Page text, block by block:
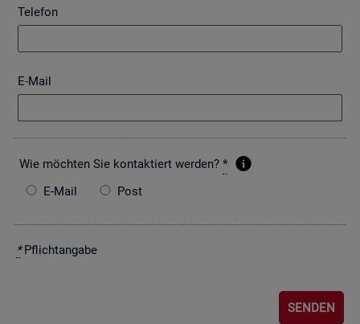
Telefon
E-Mail
Wie möch­ten Sie kon­tak­tiert wer­den? *
E-Mail
Post
*Pflicht­an­ga­be